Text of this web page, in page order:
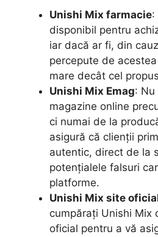
Unishi Mix farmacie:
disponibil pentru
iar dacă ar fi, din
percepute de
mare decât cel
Unishi Mix Emag: Nu
magazine online
ci numai de la
asigură că clienții
autentic, direct de la
potențialele falsuri
platforme.
Unishi Mix site
cumpărați Unishi Mix
oficial pentru a vă